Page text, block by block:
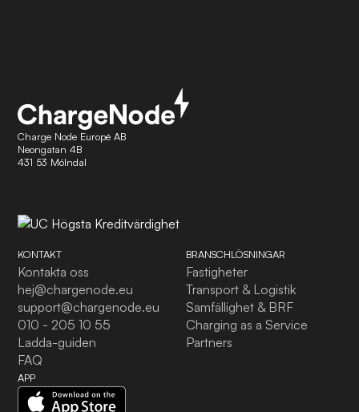
Charge Node Europé AB
Neongatan 4B
431 53 Mölndal
KONTAKT
Kontakta oss
hej@chargenode.eu
support@chargenode.eu
010 - 205 10 55
Ladda-guiden
FAQ
APP
BRANSCHLÖSNINGAR
Fastigheter
Transport & Logistik
Samfällighet & BRF
Charging as a Service
Partners